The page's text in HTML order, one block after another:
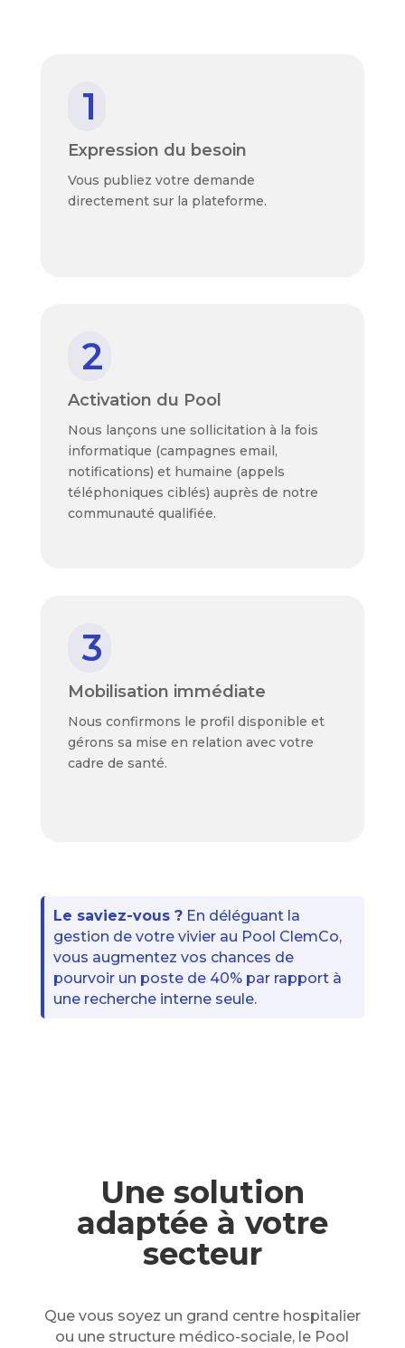
1
Expression du besoin
Vous publiez votre demande
directement sur la plateforme.
2
Activation du Pool
Nous lançons une sollicitation à la fois
informatique (campagnes email,
notifications) et humaine (appels
téléphoniques ciblés) auprès de notre
communauté qualifiée.
3
Mobilisation immédiate
Nous confirmons le profil disponible et
gérons sa mise en relation avec votre
cadre de santé.
Le saviez-vous ?En déléguant la
gestion de votre vivier au Pool ClemCo,
vous augmentez vos chances de
pourvoir un poste de 40% par rapport à
une recherche interne seule.
Une solution
adaptée à votre
secteur
Que vous soyez un grand centre hospitalier
ou une structure médico-sociale, le Pool